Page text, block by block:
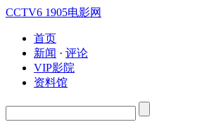
CCTV6 1905电影网
首页
新闻 · 评论
VIP影院
资料馆